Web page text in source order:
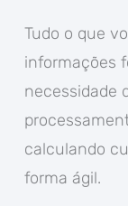
Tudo o que
informações
necessidade
calculando
forma ágil.